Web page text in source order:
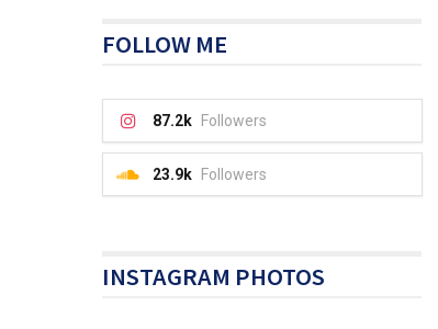
FOLLOW ME
87.2k Followers
23.9k Followers
INSTAGRAM PHOTOS